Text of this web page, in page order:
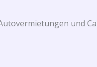
und